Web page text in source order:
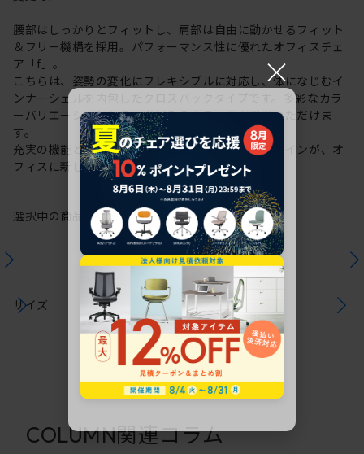
腰部はしっかりとフィットし、肩部は自由に動かせるフィット
＆フリー機構を採用。パフォーマンス性に優れたオフィスチェ
ア「f」。
こちらは、姿勢の変化にフレキシブルに対応し、体になじむイ
ンナーシェルを内包したクロスバックタイプです。多彩なカラ
ーバリエーションから、お好みのカラーをお選びいただけま
す。
充実の機能と一体となった透明感のある美しいデザインが、オ
フィスに新しい風を運びます。
選択中の商品情報保証注意事項
サイズ
COLUMN関連コラム
×